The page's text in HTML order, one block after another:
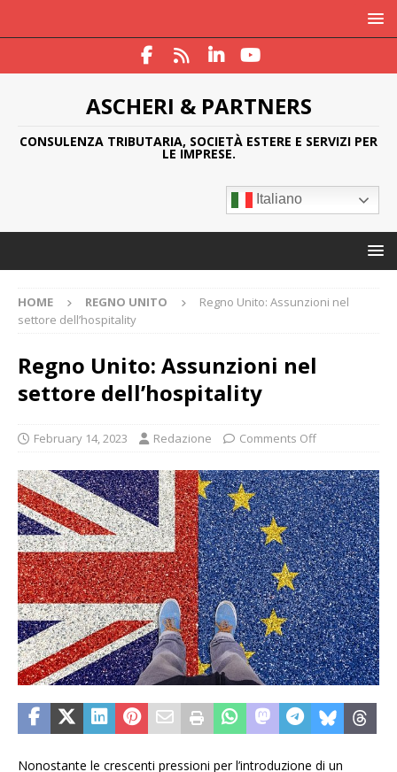
ASCHERI & PARTNERS
CONSULENZA TRIBUTARIA, SOCIETÀ ESTERE E SERVIZI PER
LE IMPRESE.
Italiano
HOME REGNO UNITO
Regno Unito: Assunzioni nel
settore dell’hospitality
Regno Unito: Assunzioni nel
settore dell’hospitality
February 14, 2023 Redazione Comments Off
Nonostante le crescenti pressioni per l’introduzione di un